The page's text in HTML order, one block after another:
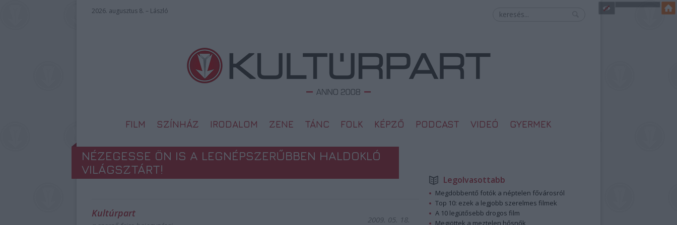
2026. augusztus 8. – László
FILM SZÍNHÁZ IRODALOM ZENE TÁNC FOLK KÉPZŐ PODCAST VIDEÓ GYERMEK
NÉZEGESSE ÖN IS A LEGNÉPSZERŰBBEN HALDOKLÓ
VILÁGSZTÁRT!
Kultúrpart
2009. 05. 18.
Legolvasottabb
Megdöbbentő fotók a néptelen fővárosról
Top 10: ezek a legjobb szerelmes filmek
A 10 legütősebb drogos film
Megjöttek a meztelen hősnők